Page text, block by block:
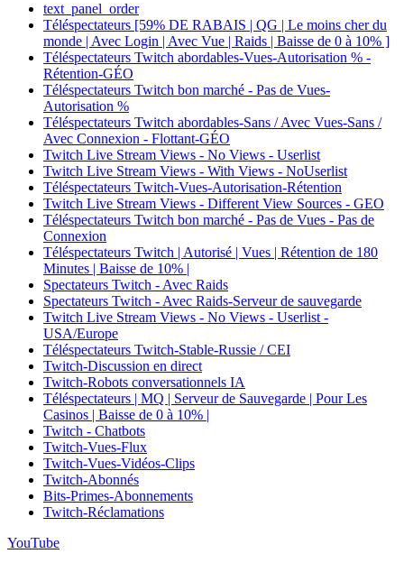
text_panel_order
Téléspectateurs [59% DE RABAIS | QG | Le moins cher du
monde | Avec Login | Avec Vue | Raids | Baisse de 0 à 10% ]
Téléspectateurs Twitch abordables-Vues-Autorisation % -
Rétention-GÉO
Téléspectateurs Twitch bon marché - Pas de Vues-
Autorisation %
Téléspectateurs Twitch abordables-Sans / Avec Vues-Sans /
Avec Connexion - Flottant-GÉO
Twitch Live Stream Views - No Views - Userlist
Twitch Live Stream Views - With Views - NoUserlist
Téléspectateurs Twitch-Vues-Autorisation-Rétention
Twitch Live Stream Views - Different View Sources - GEO
Téléspectateurs Twitch bon marché - Pas de Vues - Pas de
Connexion
Téléspectateurs Twitch | Autorisé | Vues | Rétention de 180
Minutes | Baisse de 10% |
Spectateurs Twitch - Avec Raids
Spectateurs Twitch - Avec Raids-Serveur de sauvegarde
Twitch Live Stream Views - No Views - Userlist -
USA/Europe
Téléspectateurs Twitch-Stable-Russie / CEI
Twitch-Discussion en direct
Twitch-Robots conversationnels IA
Téléspectateurs | MQ | Serveur de Sauvegarde | Pour Les
Casinos | Baisse de 0 à 10% |
Twitch - Chatbots
Twitch-Vues-Flux
Twitch-Vues-Vidéos-Clips
Twitch-Abonnés
Bits-Primes-Abonnements
Twitch-Réclamations
YouTube